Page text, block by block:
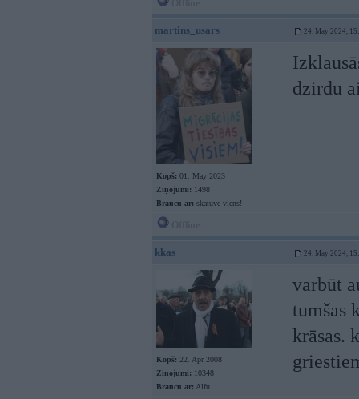
martins_usars 24. May 2024,
Kopš: 01. May 2023
Ziņojumi: 1498
Braucu ar: skatuve viens!
dzirdu
kkas 24. May 2024,
Kopš: 22. Apr 2008
Ziņojumi: 10348
Braucu ar: Alfu
varbūt
tumšas
krāsas.